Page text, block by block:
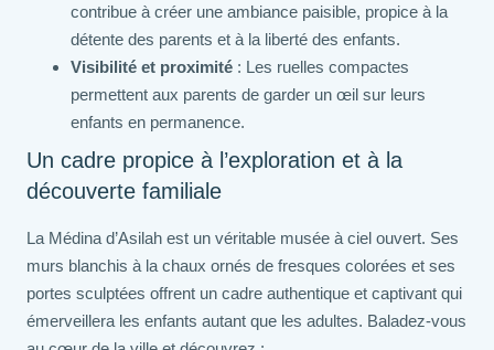
contribue à créer une ambiance paisible, propice à la
détente des parents et à la liberté des enfants.
Visibilité et proximité : Les ruelles compactes
permettent aux parents de garder un œil sur leurs
enfants en permanence.
Un cadre propice à l’exploration et à la
découverte familiale
La Médina d’Asilah est un véritable musée à ciel ouvert. Ses
murs blanchis à la chaux ornés de fresques colorées et ses
portes sculptées offrent un cadre authentique et captivant qui
émerveillera les enfants autant que les adultes. Baladez-vous